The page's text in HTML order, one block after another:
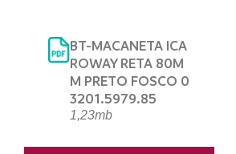
BT-MACANETA ICA
ROWAY RETA 80M
M PRETO FOSCO 0
3201.5979.85
1,23mb